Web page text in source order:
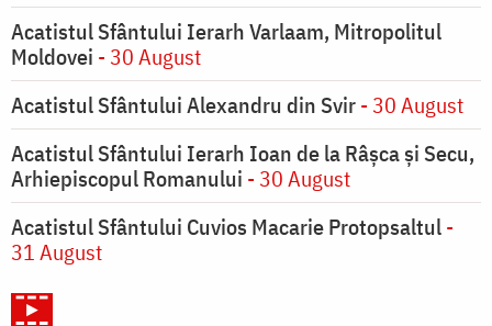
Acatistul Sfântului Ierarh Varlaam, Mitropolitul
Moldovei - 30 August
Acatistul Sfântului Alexandru din Svir- 30 August
Acatistul Sfântului Ierarh Ioan de la Râşca şi Secu,
Arhiepiscopul Romanului - 30 August
Acatistul Sfântului Cuvios Macarie Protopsaltul-
31 August